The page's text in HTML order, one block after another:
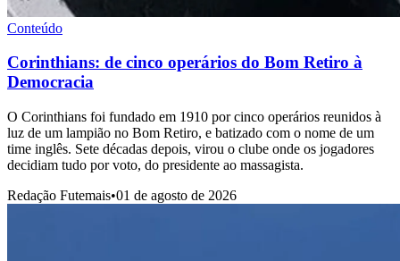
Conteúdo
Corinthians: de cinco operários do Bom Retiro à
Democracia
O Corinthians foi fundado em 1910 por cinco operários reunidos à
luz de um lampião no Bom Retiro, e batizado com o nome de um
time inglês. Sete décadas depois, virou o clube onde os jogadores
decidiam tudo por voto, do presidente ao massagista.
Redação Futemais•01 de agosto de 2026